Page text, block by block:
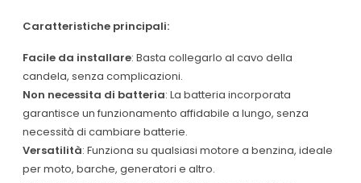
Caratteristiche principali:
Facile da installare: Basta collegarlo al cavo della
candela, senza complicazioni.
Non necessita di batteria: La batteria incorporata
garantisce un funzionamento affidabile a lungo, senza
necessità di cambiare batterie.
Versatilità: Funziona su qualsiasi motore a benzina, ideale
per moto, barche, generatori e altro.